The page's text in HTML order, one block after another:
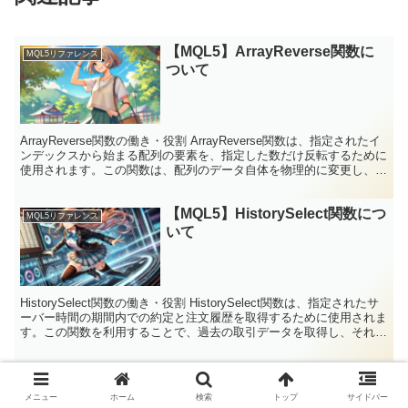
MQL5リファレンス
【MQL5】ArrayReverse関数に
ついて
ArrayReverse関数の働き・役割 ArrayReverse関数は、指定されたイ
ンデックスから始まる配列の要素を、指定した数だけ反転するために
使用されます。この関数は、配列のデータ自体を物理的に変更し、指
MQL5リファレンス
【MQL5】HistorySelect関数につ
いて
HistorySelect関数の働き・役割 HistorySelect関数は、指定されたサ
ーバー時間の期間内での約定と注文履歴を取得するために使用されま
す。この関数を利用することで、過去の取引データを取得し、それに
MQL5リファレンス
【MQL5】Transpose関数につい
メニュー ホーム 検索 トップ サイドバー